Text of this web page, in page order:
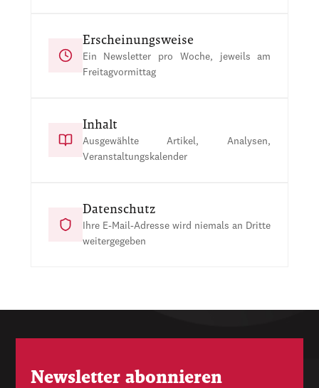
Erscheinungsweise
Ein Newsletter pro Woche, jeweils am
Freitagvormittag
Inhalt
Ausgewählte Artikel, Analysen,
Veranstaltungskalender
Datenschutz
Ihre E-Mail-Adresse wird niemals an Dritte
weitergegeben
Newsletter abonnieren